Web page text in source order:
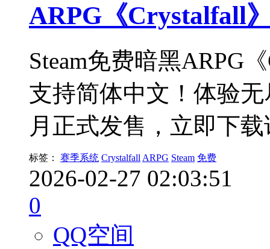
ARPG《Crystalfall
Steam免费暗黑ARPG
支持简体中文！体验
月正式发售，立即下
标签： 赛季系统 CrystalfallARPG Steam 免费
2026-02-27 02:03:51
0
QQ空间